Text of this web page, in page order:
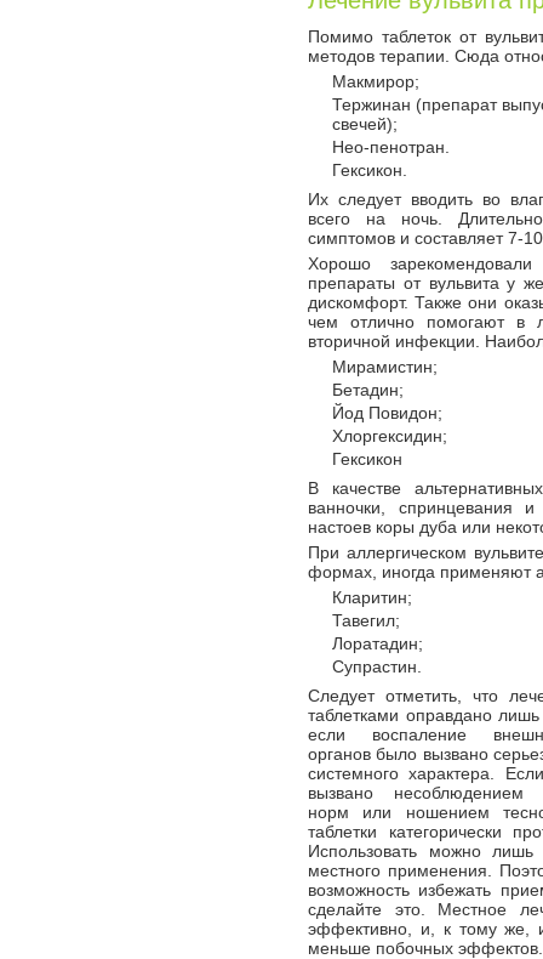
Помимо таблеток от
методов терапии. Сюда
Макмирор;
Тержинан (препарат
свечей);
Нео-пенотран.
Гексикон.
Их следует вводить во
всего на ночь.
симптомов и составляет 7-
Хорошо
препараты от вульвита у
дискомфорт. Также они
чем отлично помогают в
вторичной инфекции.
Мирамистин;
Бетадин;
Йод Повидон;
Хлоргексидин;
Гексикон
В качестве
ванночки, спринцевания
настоев коры дуба или
При аллергическом
формах, иногда применяют
Кларитин;
Тавегил;
Лоратадин;
Супрастин.
Следует отметить, что
таблетками оправдано
если воспаление
органов было вызвано
системного характера.
вызвано несоблюдением
норм или ношением
таблетки категорически
Использовать можно лишь
местного применения.
возможность избежать
сделайте это. Местное
эффективно, и, к тому же,
меньше побочных эффектов.